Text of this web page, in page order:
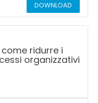
DOWNLOAD
ridurre i
organizzativi